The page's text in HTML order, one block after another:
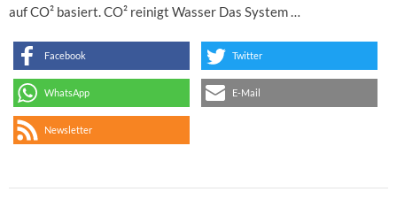
auf CO² basiert. CO² reinigt Wasser Das System …
Facebook Twitter
WhatsApp E-Mail
Newsletter